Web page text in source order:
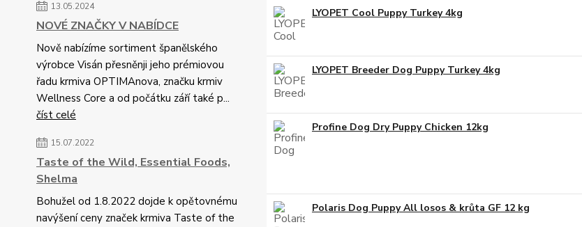
13.05.2024
NOVÉ ZNAČKY V NABÍDCE
Nově nabízíme sortiment španělského
výrobce Visán přesněnji jeho prémiovou
řadu krmiva OPTIMAnova, značku krmiv
Wellness Core a od počátku září také p...
číst celé
15.07.2022
Taste of the Wild, Essential Foods,
Shelma
Bohužel od 1.8.2022 dojde k opětovnému
navýšení ceny značek krmiva Taste of the
LYOPET Cool Puppy Turkey 4kg
LYOPET Breeder Dog Puppy Turkey 4kg
Profine Dog Dry Puppy Chicken 12kg
Polaris Dog Puppy All losos & krůta GF 12 kg